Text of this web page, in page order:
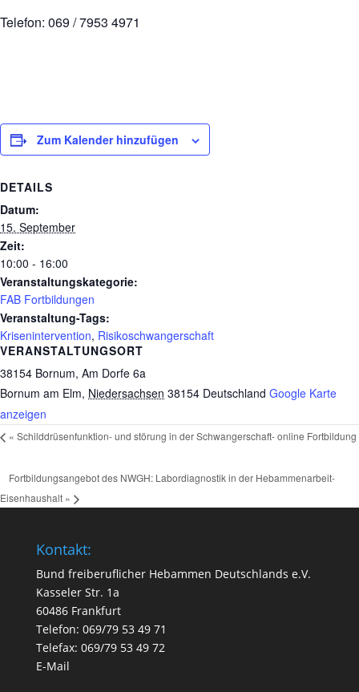
Telefon: 069 / 7953 4971
Zum Kalender hinzufügen
DETAILS
Datum:
15. September
Zeit:
10:00 - 16:00
Veranstaltungskategorie:
FAB Fortbildungen
Veranstaltung-Tags:
Krisenintervention, Risikoschwangerschaft
VERANSTALTUNGSORT
38154 Bornum, Am Dorfe 6a
Bornum am Elm, Niedersachsen 38154 Deutschland Google Karte
anzeigen
« Schilddrüsenfunktion- und störung in der Schwangerschaft- online Fortbildung
Fortbildungsangebot des NWGH: Labordiagnostik in der Hebammenarbeit-
Eisenhaushalt »
Kontakt:
Bund freiberuflicher Hebammen Deutschlands e.V.
Kasseler Str. 1a
60486 Frankfurt
Telefon: 069/79 53 49 71
Telefax: 069/79 53 49 72
E-Mail